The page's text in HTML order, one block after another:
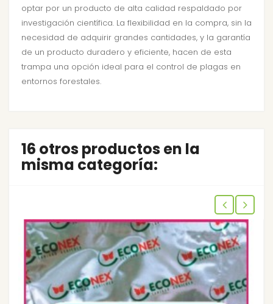
optar por un producto de alta calidad respaldado por
investigación científica. La flexibilidad en la compra, sin la
necesidad de adquirir grandes cantidades, y la garantía
de un producto duradero y eficiente, hacen de esta
trampa una opción ideal para el control de plagas en
entornos forestales.
16 otros productos en la
misma categoría: